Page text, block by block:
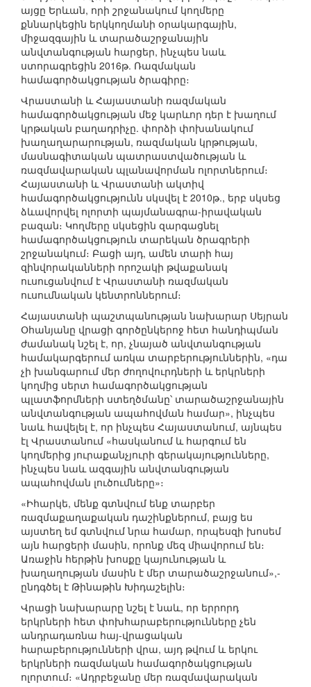
այցը Երևան, որի շրջանակում կողմերը
քննարկեցին երկկողմանի օրակարգային,
միջազգային և տարածաշրջանային
անվտանգության հարցեր, ինչպես նաև
ստորագրեցին 2016թ. Ռազմական
համագործակցության ծրագիրը։
Վրաստանի և Հայաստանի ռազմական
համագործակցության մեջ կարևոր դեր է խաղում
կրթական բաղադրիչը. փորձի փոխանակում
խաղաղարարության, ռազմական կրթության,
մասնագիտական պատրաստվածության և
ռազմավարական պլանավորման ոլորտներում։
Հայաստանի և Վրաստանի ակտիվ
համագործակցությունն սկսվել է 2010թ., երբ սկսեց
ձևավորվել ոլորտի պայմանագրա-իրավական
բազան։ Կողմերը սկսեցին զարգացնել
համագործակցություն տարեկան ծրագրերի
շրջանակում։ Բացի այդ, ամեն տարի հայ
զինվորականների որոշակի թվաքանակ
ուսուցանվում է Վրաստանի ռազմական
ուսումնական կենտրոններում։
Հայաստանի պաշտպանության նախարար Սեյրան
Օհանյանը վրացի գործընկերոջ հետ հանդիպման
ժամանակ նշել է, որ, չնայած անվտանգության
համակարգերում առկա տարբերություններին, «դա
չի խանգարում մեր ժողովուրդների և երկրների
կողմից սերտ համագործակցության
պլատֆորմների ստեղծմանը՝ տարածաշրջանային
անվտանգության ապահովման համար», ինչպես
նաև հավելել է, որ ինչպես Հայաստանում, այնպես
էլ Վրաստանում «հասկանում և հարգում են
կողմերից յուրաքանչյուրի գերակայությունները,
ինչպես նաև ազգային անվտանգության
ապահովման լուծումները»։
«Իհարկե, մենք գտնվում ենք տարբեր
ռազմաքաղաքական դաշինքներում, բայց ես
այստեղ եմ գտնվում նրա համար, որպեսզի խոսեմ
այն հարցերի մասին, որոնք մեզ միավորում են։
Առաջին հերթին խոսքը կայունության և
խաղաղության մասին է մեր տարածաշրջանում»,-
ընդգծել է Թինաթին Խիդաշելին։
Վրացի նախարարը նշել է նաև, որ երրորդ
երկրների հետ փոխհարաբերությունները չեն
անդրադառնա հայ-վրացական
հարաբերությունների վրա, այդ թվում և երկու
երկրների ռազմական համագործակցության
ոլորտում։ «Ադրբեջանը մեր ռազմավարական